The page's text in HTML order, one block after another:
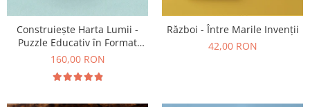
Construiește Harta Lumii -
Puzzle Educativ în Format
Mare
160,00 RON
Război - Între Marile Invenții
42,00 RON